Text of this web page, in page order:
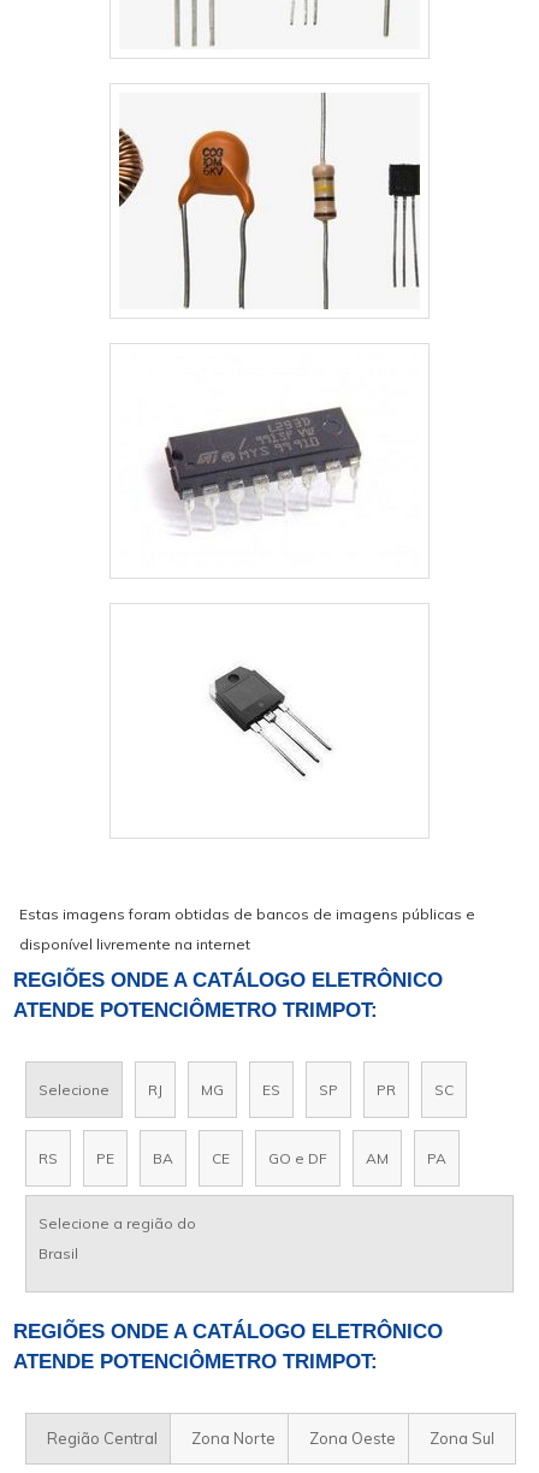
Estas imagens foram obtidas de bancos de imagens públicas e
disponível livremente na internet
REGIÕES ONDE A CATÁLOGO ELETRÔNICO
ATENDE POTENCIÔMETRO TRIMPOT:
Selecione RJ MG ES SP PR SC
RS PE BA CE GO e DF AM PA
Selecione a região do
Brasil
REGIÕES ONDE A CATÁLOGO ELETRÔNICO
ATENDE POTENCIÔMETRO TRIMPOT:
Região Central Zona Norte Zona Oeste Zona Sul